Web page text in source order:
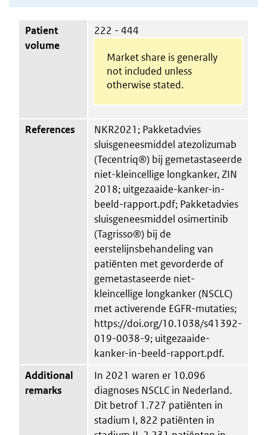
Patient
volume
222 - 444
Market share is generally
not included unless
otherwise stated.
References
NKR2021; Pakketadvies
sluisgeneesmiddel atezolizumab
(Tecentriq®) bij gemetastaseerde
niet-kleincellige longkanker, ZIN
2018; uitgezaaide-kanker-in-
beeld-rapport.pdf; Pakketadvies
sluisgeneesmiddel osimertinib
(Tagrisso®) bij de
eerstelijnsbehandeling van
patiënten met gevorderde of
gemetastaseerde niet-
kleincellige longkanker (NSCLC)
met activerende EGFR-mutaties;
https://doi.org/10.1038/s41392-
019-0038-9; uitgezaaide-
kanker-in-beeld-rapport.pdf.
Additional
remarks
In 2021 waren er 10.096
diagnoses NSCLC in Nederland.
Dit betrof 1.727 patiënten in
stadium I, 822 patiënten in